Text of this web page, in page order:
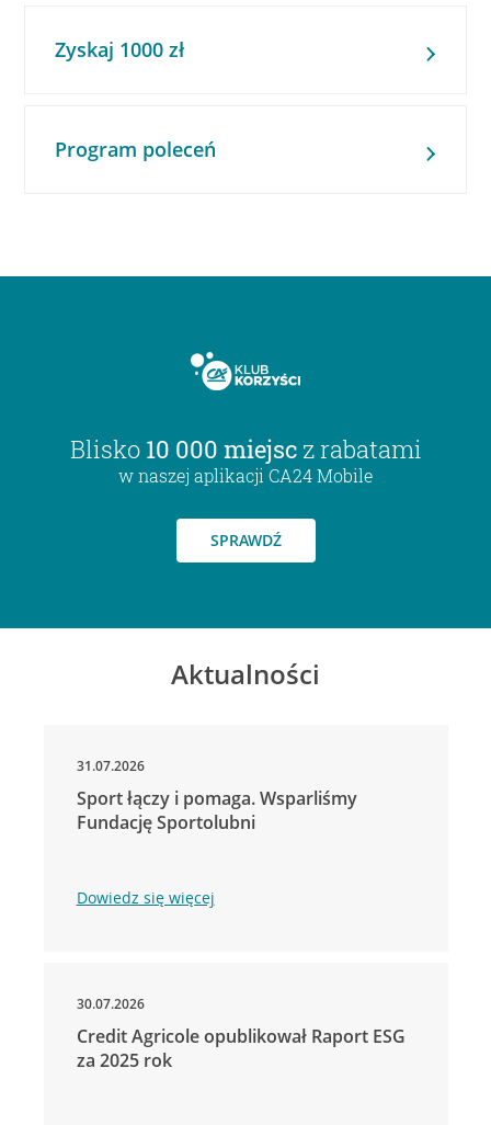
Zyskaj 1000 zł
Program poleceń
Blisko 10 000 miejsc z rabatami
w naszej aplikacji CA24 Mobile
SPRAWDŹ
Aktualności
31.07.2026
Sport łączy i pomaga. Wsparliśmy
Fundację Sportolubni
Dowiedz się więcej
30.07.2026
Credit Agricole opublikował Raport ESG
za 2025 rok